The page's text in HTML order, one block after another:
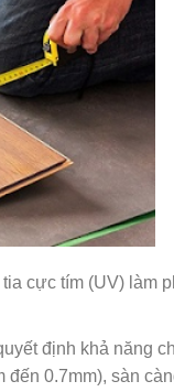
cực tím (UV) làm
định khả năng
0.7mm), sàn